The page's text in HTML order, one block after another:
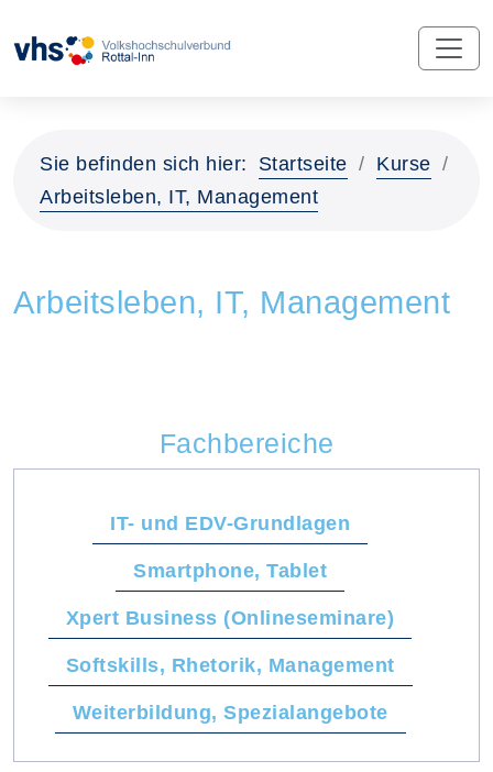
Sie befinden sich hier: Startseite
Kurse
Arbeitsleben, IT, Management
Arbeitsleben, IT, Management
Fachbereiche
IT- und EDV-Grundlagen
Smartphone, Tablet
Xpert Business (Onlineseminare)
Softskills, Rhetorik, Management
Weiterbildung, Spezialangebote